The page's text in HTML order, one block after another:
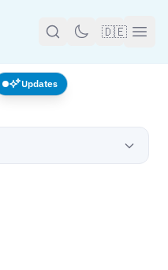
🇩🇪
GS nur mit Anmeldug
Updates